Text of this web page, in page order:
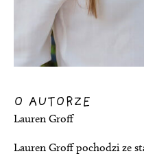
O AUTORZE
Lauren Groff
Lauren Groff pochodzi ze